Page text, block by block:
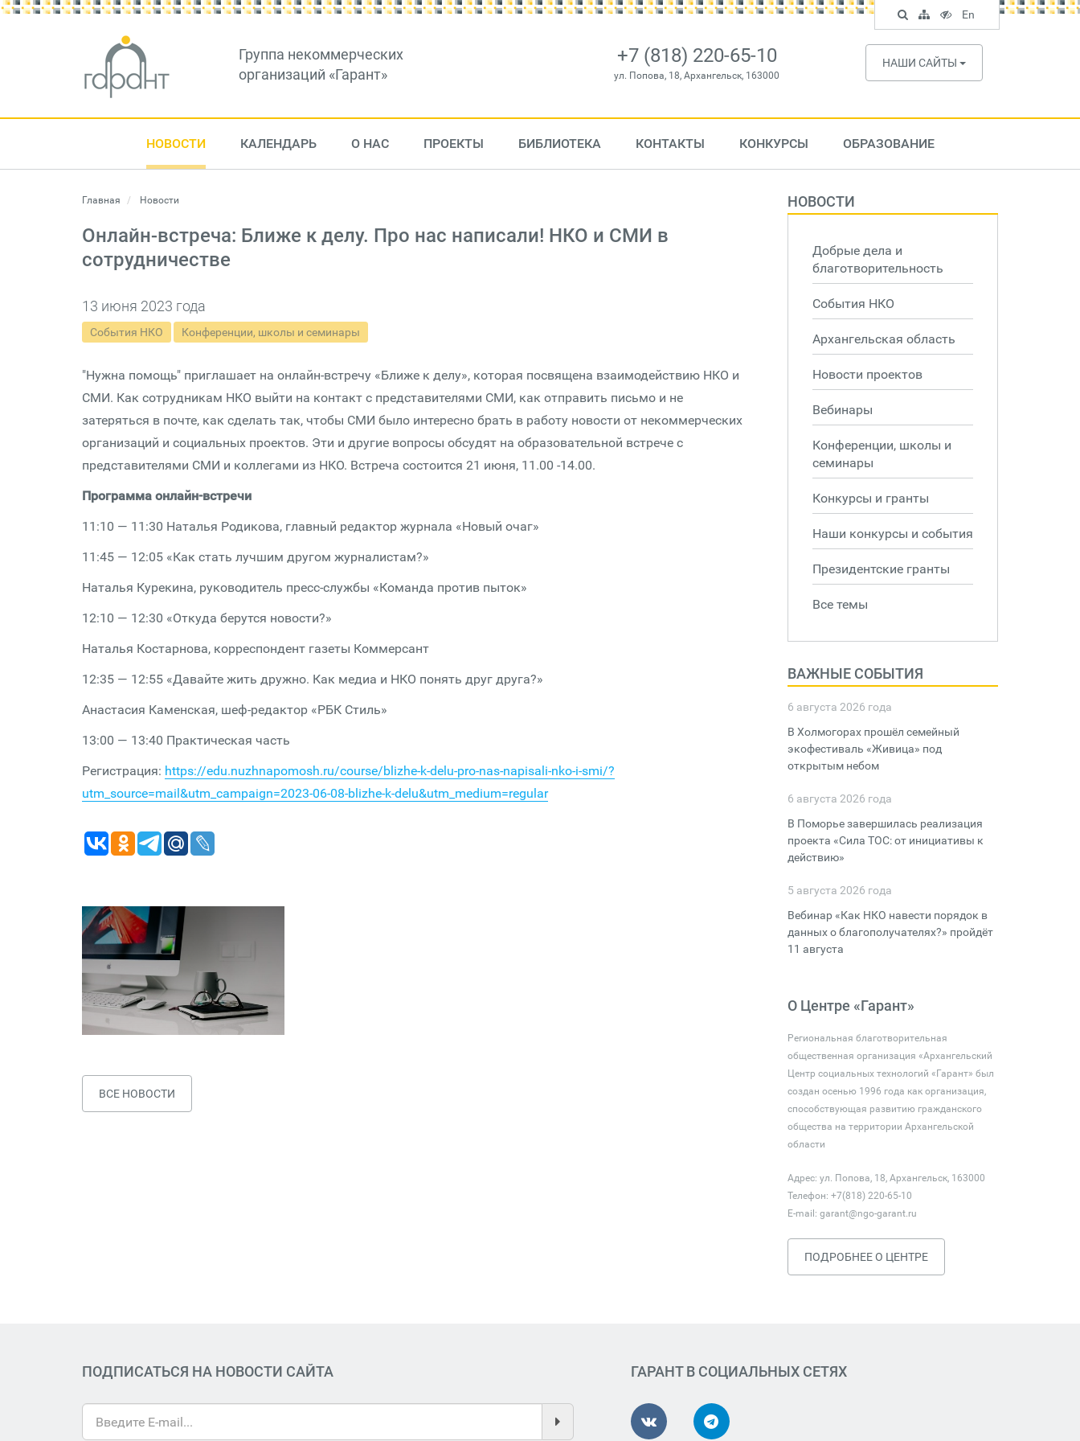
Группа некоммерческих
организаций «Гарант»
+7 (818) 220-65-10
ул. Попова, 18, Архангельск, 163000
НАШИ САЙТЫ
НОВОСТИ КАЛЕНДАРЬ О НАС ПРОЕКТЫ БИБЛИОТЕКА КОНТАКТЫ КОНКУРСЫ ОБРАЗОВАНИЕ
Главная Новости
Онлайн-встреча: Ближе к делу. Про нас написали! НКО и СМИ в
сотрудничестве
13 июня 2023 года
События НКО Конференции, школы и семинары
"Нужна помощь" приглашает на онлайн-встречу «Ближе к делу», которая посвящена взаимодействию НКО и
СМИ. Как сотрудникам НКО выйти на контакт с представителями СМИ, как отправить письмо и не
затеряться в почте, как сделать так, чтобы СМИ было интересно брать в работу новости от некоммерческих
организаций и социальных проектов. Эти и другие вопросы обсудят на образовательной встрече с
представителями СМИ и коллегами из НКО. Встреча состоится 21 июня, 11.00 -14.00.
Программа онлайн-встречи
11:10 — 11:30 Наталья Родикова, главный редактор журнала «Новый очаг»
11:45 — 12:05 «Как стать лучшим другом журналистам?»
Наталья Курекина, руководитель пресс-службы «Команда против пыток»
12:10 — 12:30 «Откуда берутся новости?»
Наталья Костарнова, корреспондент газеты Коммерсант
12:35 — 12:55 «Давайте жить дружно. Как медиа и НКО понять друг друга?»
Анастасия Каменская, шеф-редактор «РБК Стиль»
13:00 — 13:40 Практическая часть
Регистрация: https://edu.nuzhnapomosh.ru/course/blizhe-k-delu-pro-nas-napisali-nko-i-smi/?
utm_source=mail&utm_campaign=2023-06-08-blizhe-k-delu&utm_medium=regular
ВСЕ НОВОСТИ
НОВОСТИ
Добрые дела и
благотворительность
События НКО
Архангельская область
Новости проектов
Вебинары
Конференции, школы и
семинары
Конкурсы и гранты
Наши конкурсы и события
Президентские гранты
Все темы
ВАЖНЫЕ СОБЫТИЯ
6 августа 2026 года
В Холмогорах прошёл семейный
экофестиваль «Живица» под
открытым небом
6 августа 2026 года
В Поморье завершилась реализация
проекта «Сила ТОС: от инициативы к
действию»
5 августа 2026 года
Вебинар «Как НКО навести порядок в
данных о благополучателях?» пройдёт
11 августа
О Центре «Гарант»
Региональная благотворительная
общественная организация «Архангельский
Центр социальных технологий «Гарант» был
создан осенью 1996 года как организация,
способствующая развитию гражданского
общества на территории Архангельской
области
Адрес: ул. Попова, 18, Архангельск, 163000
Телефон: +7(818) 220-65-10
E-mail: garant@ngo-garant.ru
ПОДРОБНЕЕ О ЦЕНТРЕ
ПОДПИСАТЬСЯ НА НОВОСТИ САЙТА ГАРАНТ В СОЦИАЛЬНЫХ СЕТЯХ
Поиск
по
сайту
Карта
сайта
Версия
для
слабовидящих
En
English